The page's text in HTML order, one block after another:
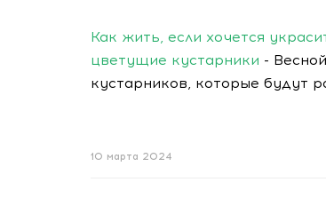
Как жить, если хочется
цветущие кустарники -
кустарников, которые будут
10 марта 2024